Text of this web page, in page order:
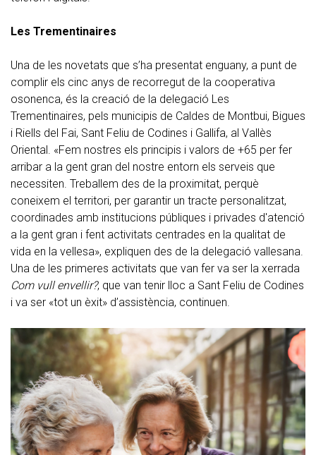
Les Trementinaires
Una de les novetats que s’ha presentat enguany, a punt de
complir els cinc anys de recorregut de la cooperativa
osonenca, és la creació de la delegació Les
Trementinaires, pels municipis de Caldes de Montbui, Bigues
i Riells del Fai, Sant Feliu de Codines i Gallifa, al Vallès
Oriental. «Fem nostres els principis i valors de +65 per fer
arribar a la gent gran del nostre entorn els serveis que
necessiten. Treballem des de la proximitat, perquè
coneixem el territori, per garantir un tracte personalitzat,
coordinades amb institucions públiques i privades d'atenció
a la gent gran i fent activitats centrades en la qualitat de
vida en la vellesa», expliquen des de la delegació vallesana.
Una de les primeres activitats que van fer va ser la xerrada
Com vull envellir?, que van tenir lloc a Sant Feliu de Codines
i va ser «tot un èxit» d’assistència, continuen.